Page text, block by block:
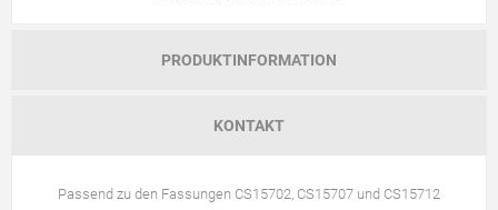
PRODUKTINFORMATION
KONTAKT
Passend zu den Fassungen CS15702, CS15707 und CS15712